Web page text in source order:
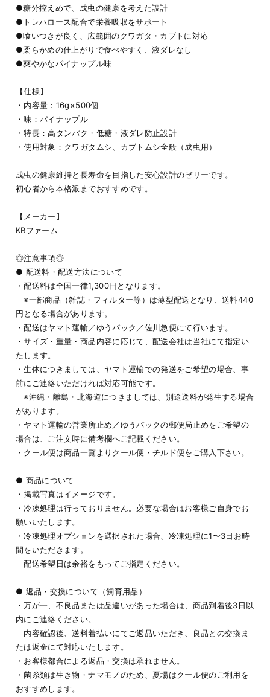
●糖分控えめで、成虫の健康を考えた設計
●トレハロース配合で栄養吸収をサポート
●喰いつきが良く、広範囲のクワガタ・カブトに対応
●柔らかめの仕上がりで食べやすく、液ダレなし
●爽やかなパイナップル味
【仕様】
・内容量：16g×500個
・味：パイナップル
・特長：高タンパク・低糖・液ダレ防止設計
・使用対象：クワガタムシ、カブトムシ全般（成虫用）
成虫の健康維持と長寿命を目指した安心設計のゼリーです。
初心者から本格派までおすすめです。
【メーカー】
KBファーム
◎注意事項◎
● 配送料・配送方法について
・配送料は全国一律1,300円となります。
※一部商品（雑誌・フィルター等）は薄型配送となり、送料440
円となる場合があります。
・配送はヤマト運輸／ゆうパック／佐川急便にて行います。
・サイズ・重量・商品内容に応じて、配送会社は当社にて指定い
たします。
・生体につきましては、ヤマト運輸での発送をご希望の場合、事
前にご連絡いただければ対応可能です。
※沖縄・離島・北海道につきましては、別途送料が発生する場合
があります。
・ヤマト運輸の営業所止め／ゆうパックの郵便局止めをご希望の
場合は、ご注文時に備考欄へご記載ください。
・クール便は商品一覧よりクール便・チルド便をご購入下さい。
● 商品について
・掲載写真はイメージです。
・冷凍処理は行っておりません。必要な場合はお客様ご自身でお
願いいたします。
・冷凍処理オプションを選択された場合、冷凍処理に1〜3日お時
間をいただきます。
配送希望日は余裕をもってご指定ください。
● 返品・交換について（飼育用品）
・万が一、不良品または品違いがあった場合は、商品到着後3日以
内にご連絡ください。
内容確認後、送料着払いにてご返品いただき、良品との交換ま
たは返金にて対応いたします。
・お客様都合による返品・交換は承れません。
・菌糸類は生き物・ナマモノのため、夏場はクール便のご利用を
おすすめします。